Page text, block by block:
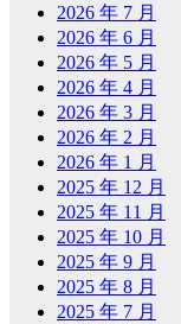
2026 年 7 月
2026 年 6 月
2026 年 5 月
2026 年 4 月
2026 年 3 月
2026 年 2 月
2026 年 1 月
2025 年 12 月
2025 年 11 月
2025 年 10 月
2025 年 9 月
2025 年 8 月
2025 年 7 月